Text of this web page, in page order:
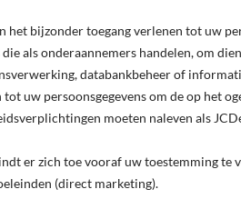
het bijzonder toegang verlenen tot uw
als onderaannemers handelen, om
databankbeheer of
tot uw persoonsgegevens om de op het
moeten naleven als
er zich toe vooraf uw toestemming te
(direct marketing).